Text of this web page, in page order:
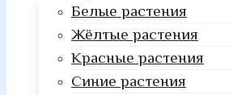
Белые растения
Жёлтые растения
Красные растения
Синие растения